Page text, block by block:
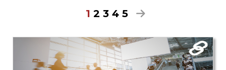
1 2 3 4 5